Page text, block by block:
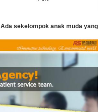
Ada sekelompok anak muda yang